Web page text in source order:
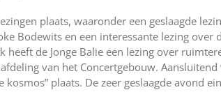
plaats, waaronder een geslaagde
Bodewits en een interessante lezing over
heeft de Jonge Balie een lezing over
van het Concertgebouw.
plaats. De zeer geslaagde avond